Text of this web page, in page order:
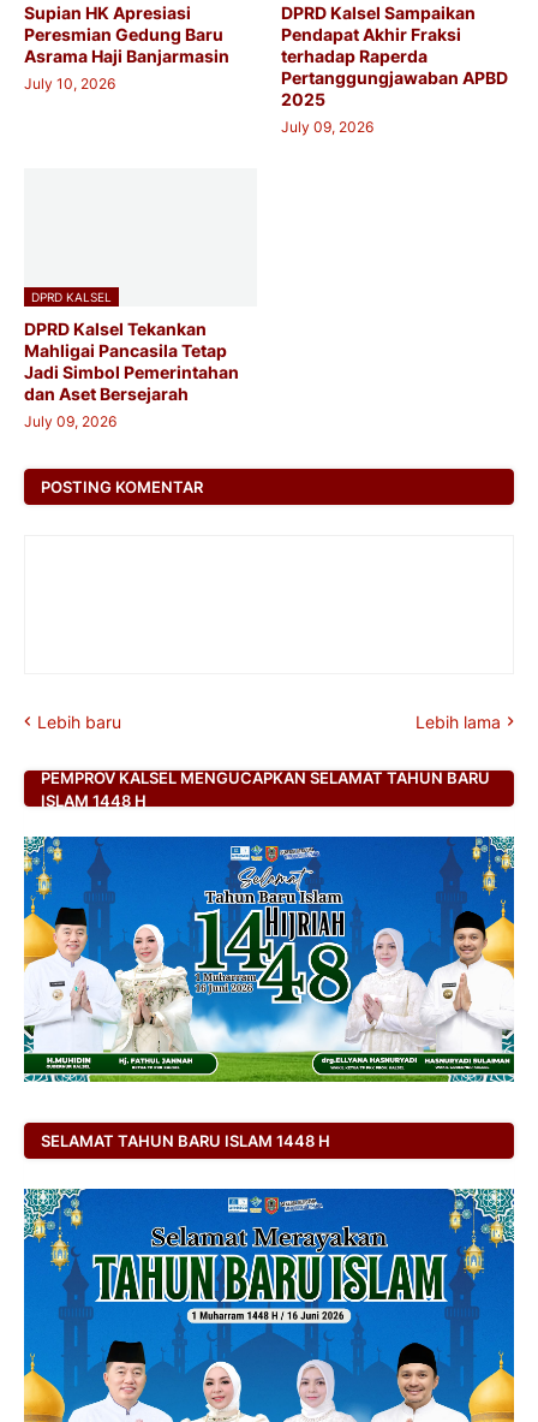
Supian HK Apresiasi
Peresmian Gedung Baru
Asrama Haji Banjarmasin
July 10, 2026
DPRD Kalsel Sampaikan
Pendapat Akhir Fraksi
terhadap Raperda
Pertanggungjawaban APBD
2025
July 09, 2026
DPRD KALSEL
DPRD Kalsel Tekankan
Mahligai Pancasila Tetap
Jadi Simbol Pemerintahan
dan Aset Bersejarah
July 09, 2026
POSTING KOMENTAR
Lebih baru Lebih lama
PEMPROV KALSEL MENGUCAPKAN SELAMAT TAHUN BARU
ISLAM 1448 H
SELAMAT TAHUN BARU ISLAM 1448 H